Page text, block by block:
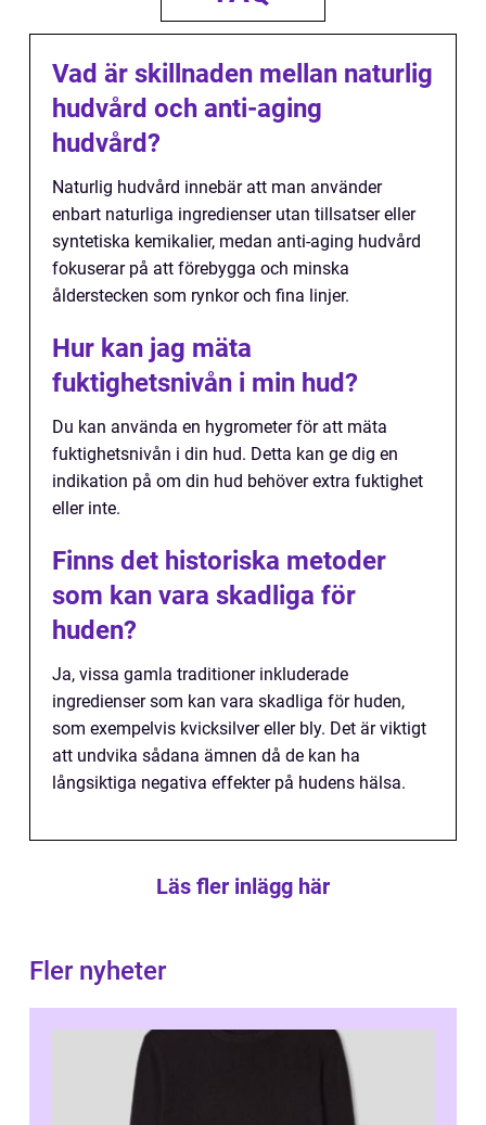
Vad är skillnaden mellan naturlig
hudvård och anti-aging
hudvård?
Naturlig hudvård innebär att man använder
enbart naturliga ingredienser utan tillsatser eller
syntetiska kemikalier, medan anti-aging hudvård
fokuserar på att förebygga och minska
ålderstecken som rynkor och fina linjer.
Hur kan jag mäta
fuktighetsnivån i min hud?
Du kan använda en hygrometer för att mäta
fuktighetsnivån i din hud. Detta kan ge dig en
indikation på om din hud behöver extra fuktighet
eller inte.
Finns det historiska metoder
som kan vara skadliga för
huden?
Ja, vissa gamla traditioner inkluderade
ingredienser som kan vara skadliga för huden,
som exempelvis kvicksilver eller bly. Det är viktigt
att undvika sådana ämnen då de kan ha
långsiktiga negativa effekter på hudens hälsa.
Läs fler inlägg här
Fler nyheter